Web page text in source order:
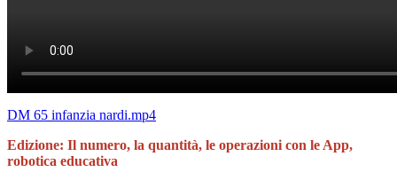
DM 65 infanzia nardi.mp4
Edizione: Il numero, la quantità, le operazioni con le App,
robotica educativa